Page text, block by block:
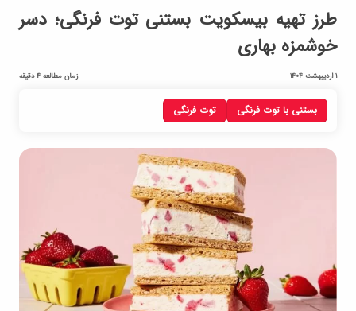
بستنی با توت فرنگی توت فرنگی
طرز تهیه بیسکویت بستنی توت فرنگی؛ دسر
خوشمزه بهاری
1 اردیبهشت 1404 زمان مطالعه 4 دقیقه